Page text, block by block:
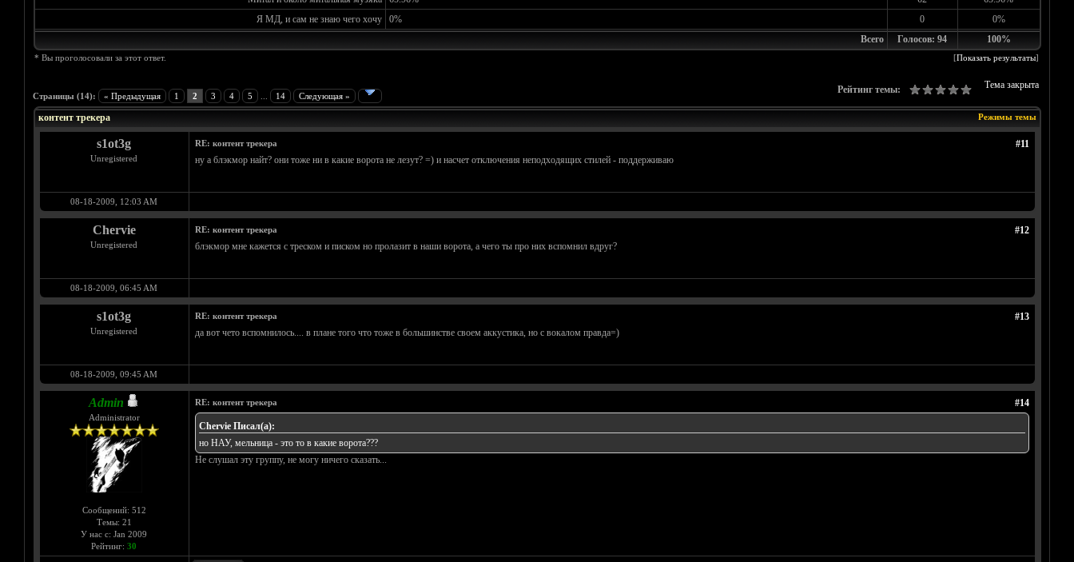
Я МД, и сам не знаю чего хочу
0% 0
0%
Всего
Голосов: 94 100%
* Вы проголосовали за этот ответ. [Показать результаты]
Страницы (14): « Предыдущая 1 2 3 4 5 14 Следующая »
Тема закрыта
Рейтинг темы:
Голосов: 0 - Средняя оценка: 0
1
2
3
4
5
Режимы темы
контент трекера
s1ot3g
Unregistered
#11
RE: контент трекера
ну а блэкмор найт? они тоже ни в какие ворота не лезут? =) и насчет отключения неподходящих стилей - поддерживаю
08-18-2009, 12:03 AM
Chervie
Unregistered
#12
RE: контент трекера
блэкмор мне кажется с треском и писком но пролазит в наши ворота, а чего ты про них вспомнил вдруг?
08-18-2009, 06:45 AM
s1ot3g
Unregistered
#13
RE: контент трекера
да вот чето вспомнилось.... в плане того что тоже в большинстве своем аккустика, но с вокалом правда=)
08-18-2009, 09:45 AM
Admin
Administrator
Сообщений: 512
Темы: 21
У нас с: Jan 2009
Рейтинг: 30
#14
RE: контент трекера
Chervie Писал(а):
но НАУ, мельница - это то в какие ворота???
Не слушал эту группу, не могу ничего сказать...